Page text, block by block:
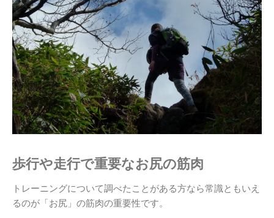
歩行や走行で重要なお尻の筋肉
トレーニングについて調べたことがある方なら常識ともいえ
るのが「お尻」の筋肉の重要性です。